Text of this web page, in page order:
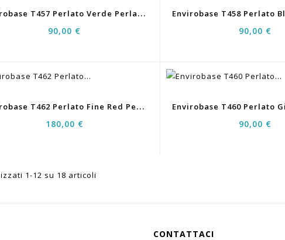
E
Nvirobase T457 Perlato Verde Perla 0,5LT
90,00 € 90,00 €
E
Nvirobase T462 Perlato Fine Red Pearl 1LT
180,00 € 90,00 €
1-12 su 18 articoli
CONTATTACI